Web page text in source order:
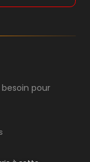
pour